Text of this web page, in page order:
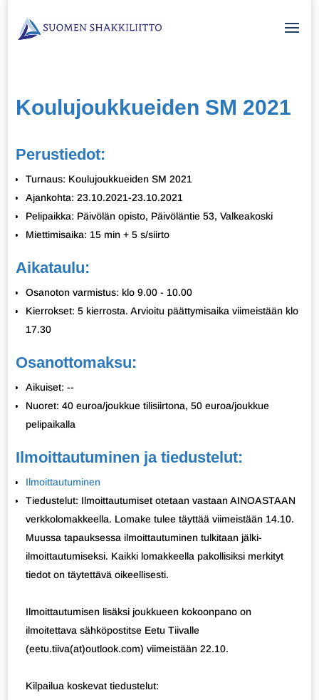
Koulujoukkueiden SM 2021
Perustiedot:
Turnaus: Koulujoukkueiden SM 2021
Ajankohta: 23.10.2021-23.10.2021
Pelipaikka: Päivölän opisto, Päivöläntie 53, Valkeakoski
Miettimisaika: 15 min + 5 s/siirto
Aikataulu:
Osanoton varmistus: klo 9.00 - 10.00
Kierrokset: 5 kierrosta. Arvioitu päättymisaika viimeistään klo
17.30
Osanottomaksu:
Aikuiset: --
Nuoret: 40 euroa/joukkue tilisiirtona, 50 euroa/joukkue
pelipaikalla
Ilmoittautuminen ja tiedustelut:
Ilmoittautuminen
Tiedustelut: Ilmoittautumiset otetaan vastaan AINOASTAAN
verkkolomakkeella. Lomake tulee täyttää viimeistään 14.10.
Muussa tapauksessa ilmoittautuminen tulkitaan jälki-
ilmoittautumiseksi. Kaikki lomakkeella pakollisiksi merkityt
tiedot on täytettävä oikeellisesti.
Ilmoittautumisen lisäksi joukkueen kokoonpano on
ilmoitettava sähköpostitse Eetu Tiivalle
(eetu.tiiva(at)outlook.com) viimeistään 22.10.
Kilpailua koskevat tiedustelut: